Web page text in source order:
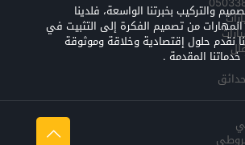
والتركيب بخبرتنا الواسعة، فلدينا
من تصميم الفكرة إلى التثبيت في
نقدم حلول إقتصادية وخلاقة وموثوقة
المقدمة .